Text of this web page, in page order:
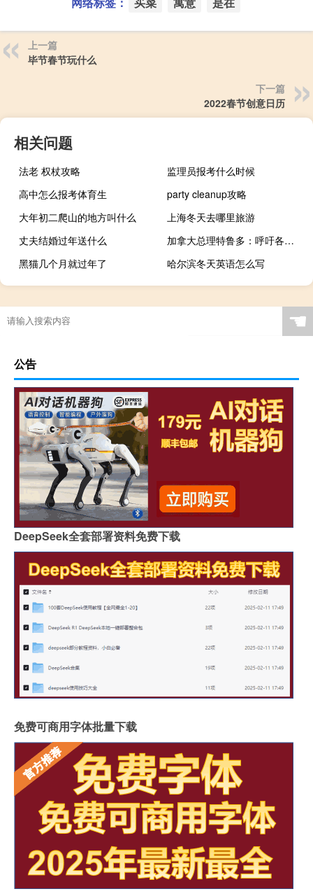
上一篇
毕节春节玩什么
下一篇
2022春节创意日历
相关问题
法老 权杖攻略
监理员报考什么时候
高中怎么报考体育生
party cleanup攻略
大年初二爬山的地方叫什么
上海冬天去哪里旅游
丈夫结婚过年送什么
加拿大总理特鲁多：呼吁各方在印度外交争端中保持冷静
黑猫几个月就过年了
哈尔滨冬天英语怎么写
☚
公告
DeepSeek全套部署资料免费下载
免费可商用字体批量下载